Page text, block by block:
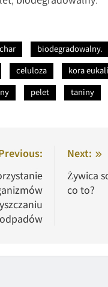
biodegradowalny.
celuloza
kora
pelet taniny
odpadów
Next:
Żywica
co to?